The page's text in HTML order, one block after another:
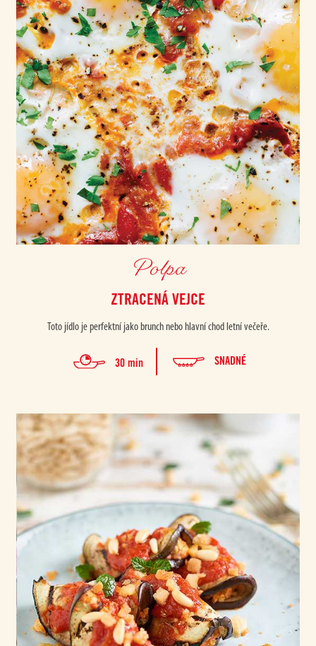
Polpa
ZTRACENÁ VEJCE
Toto jídlo je perfektní jako brunch nebo hlavní chod letní večeře.
30 min SNADNÉ